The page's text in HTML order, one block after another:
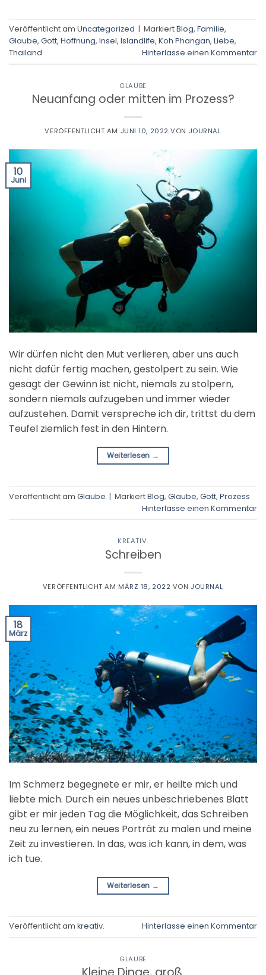
Veröffentlicht am Uncategorized | MarkiertBlog, Familie,
Glaube, Gott, Hoffnung, Insel, Islandlife, Koh Phangan, Liebe,
Thailand
Hinterlasse einen Kommentar
GLAUBE
Neuanfang oder mitten im Prozess?
VERÖFFENTLICHT AM JUNI 10, 2022 VON JOURNAL
10
Juni
Wir dürfen nicht den Mut verlieren, aber uns auch
nicht dafür fertig machen, gestolpert zu sein. Wie
gesagt der Gewinn ist nicht, niemals zu stolpern,
sondern niemals aufzugeben und immer wieder
aufzustehen. Damit verspreche ich dir, trittst du dem
Teufel ziemlich fest in den Hintern.
Weiterlesen →
Veröffentlicht am Glaube | MarkiertBlog, Glaube, Gott, Prozess
Hinterlasse einen Kommentar
KREATIV.
Schreiben
VERÖFFENTLICHT AM MÄRZ 18, 2022 VONJOURNAL
18
März
Im Schmerz begegnete er mir, er heilte mich und
liebte mich. Durch ein neues unbeschriebenes Blatt
gibt er mir jeden Tag die Möglichkeit, das Schreiben
neu zu lernen, ein neues Porträt zu malen und meine
Zeit zu investieren. In das, was ich kann, in dem, was
ich tue.
Weiterlesen →
Veröffentlicht am kreativ. Hinterlasse einen Kommentar
GLAUBE